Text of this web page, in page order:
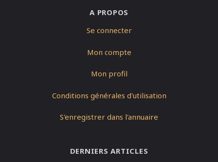
A PROPOS
Se connecter
Mon compte
Mon profil
Conditions générales d'utilisation
S'enregistrer dans l'annuaire
DERNIERS ARTICLES